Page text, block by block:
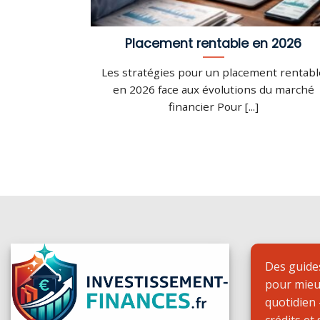
Placement rentable en 2026
Les stratégies pour un placement
en 2026 face aux évolutions du marché
financier Pour [...]
Des
pour
quotidien